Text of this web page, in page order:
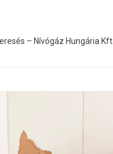
– Nívógáz Hungária Kft.